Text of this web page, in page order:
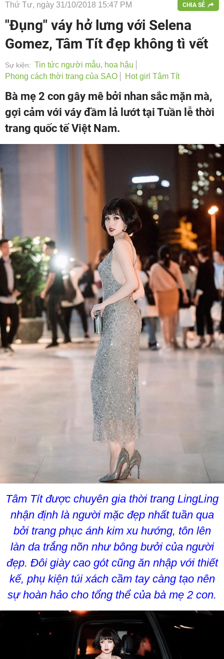
Thứ Tư, ngày 31/10/2018 15:47 PM CHIA SẺ
"Đụng" váy hở lưng với Selena
Gomez, Tâm Tít đẹp không tì vết
Sự kiện: Tin tức người mẫu, hoa hậu
Phong cách thời trang của SAO
Hot girl Tâm Tít
Bà mẹ 2 con gây mê bởi nhan sắc mặn mà,
gợi cảm với váy đầm lả lướt tại Tuần lễ thời
trang quốc tế Việt Nam.
Tâm Tít được chuyên gia thời trang LingLing
nhận định là người mặc đẹp nhất tuần qua
bởi trang phục ánh kim xu hướng, tôn lên
làn da trắng nõn như bông bưởi của người
đẹp. Đôi giày cao gót cũng ăn nhập với thiết
kế, phụ kiện túi xách cầm tay càng tạo nên
sự hoàn hảo cho tổng thể của bà mẹ 2 con.